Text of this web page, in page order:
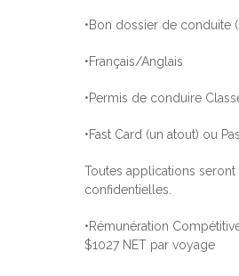
•Bon dossier de conduite
•Français/Anglais
•Permis de conduire
•Fast Card (un atout) ou
Toutes applications seront
confidentielles.
•Rémunération
$1027 NET par voyage